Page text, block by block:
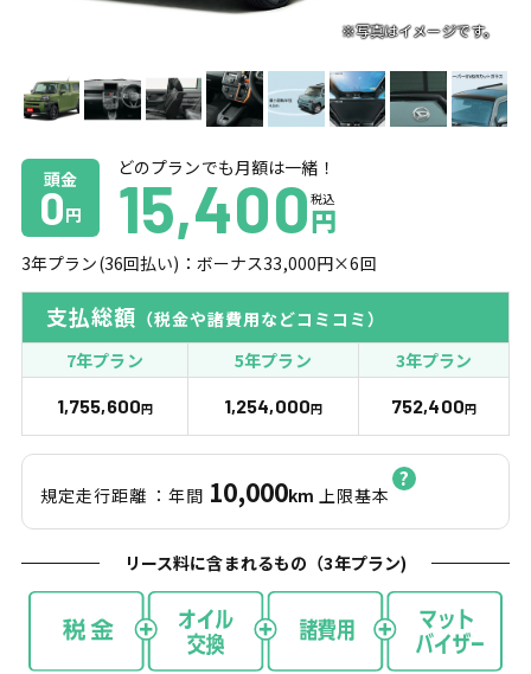
頭金
0円
どのプランでも月額は一緒！
15,400 税込
円
3年プラン(36回払い)：ボーナス33,000円×6回
支払総額 （税金や諸費用などコミコミ）
7年プラン
5年プラン 3年プラン
1,755,600円 1,254,000円 752,400円
規定走行距離 ：年間 10,000km 上限基本
リース料に含まれるもの（3年プラン)